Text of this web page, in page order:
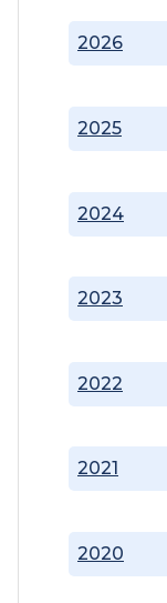
2020
2021
2022
2023
2024
2025
2026